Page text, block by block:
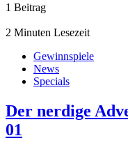
1 Beitrag
2 Minuten Lesezeit
Gewinnspiele
News
Specials
Der nerdige
01